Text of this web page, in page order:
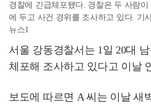
경찰에 긴급체포됐다. 경찰은 두 사람
에 두고 사건 경위를 조사하고 있다. 기
뉴스1
서울 강동경찰서는 1일 20대
체포해 조사하고 있다고 이날
보도에 따르면 A 씨는 이날 새